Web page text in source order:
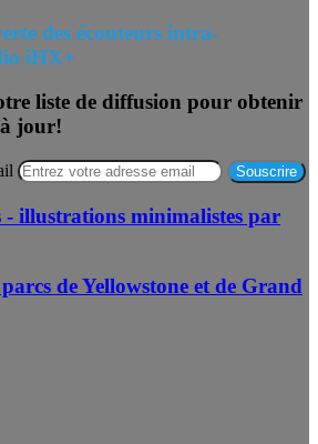
des écouteurs intra-
iHX+
liste de diffusion pour obtenir
à jour!
illustrations minimalistes par
de Yellowstone et de Grand